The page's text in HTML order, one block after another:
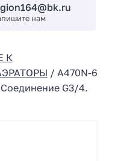
нам
К
/ A470N-6
G3/4.